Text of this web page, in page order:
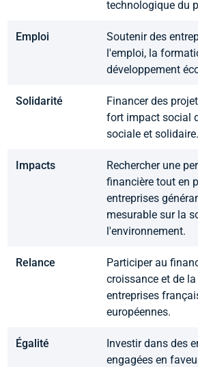
technologique du
Emploi
Soutenir des
l'emploi, la
développement
Solidarité
Financer des
fort impact social
sociale et solidaire.
Impacts
Rechercher une
financière tout en
entreprises
mesurable sur la
l'environnement.
Relance
Participer au
croissance et de
entreprises
européennes.
Égalité
Investir dans des
engagées en